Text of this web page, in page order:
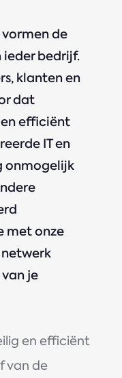
de
bedrijf.
klanten en
dat
efficiënt
IT en
onmogelijk
met onze
je
en efficiënt
van de